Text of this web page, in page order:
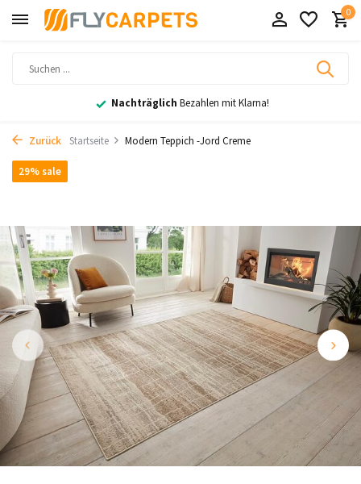
0
Nachträglich Bezahlen mit Klarna!
Zurück Startseite Modern Teppich -Jord Creme
29% sale